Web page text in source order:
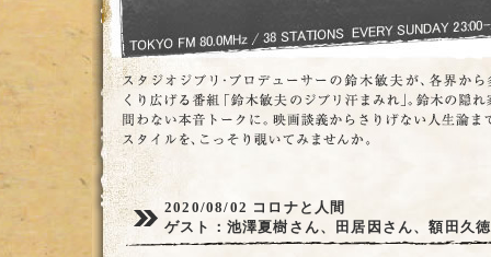
2020/08/02 コロナと人間
ゲスト：池澤夏樹さん、田居因さん、額田久